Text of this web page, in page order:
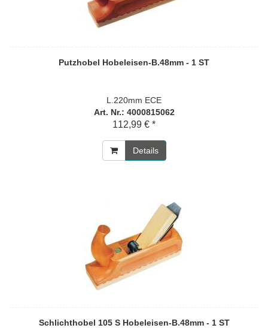
Putzhobel Hobeleisen-B.48mm - 1 ST
L.220mm ECE
Art. Nr.: 4000815062
112,99 € *
Details
Schlichthobel 105 S Hobeleisen-B.48mm - 1 ST